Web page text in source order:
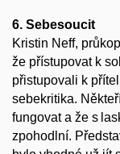
6. Sebesoucit
Kristin Neff,
že přístupovat k
přistupovali k
sebekritika.
fungovat a že s
zpohodlní.